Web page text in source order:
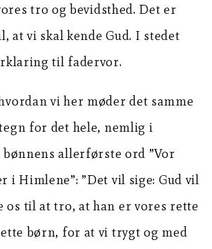
tro og bevidsthed. Det er
at vi skal kende Gud. I stedet
til fadervor.
vi her møder det samme
for det hele, nemlig i
allerførste ord ”Vor
i Himlene”: ”Det vil sige: Gud vil
os til at tro, at han er vores rette
børn, for at vi trygt og med